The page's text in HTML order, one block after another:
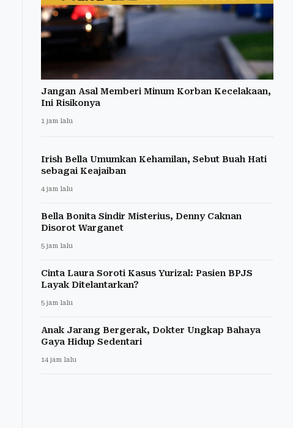
Jangan Asal Memberi Minum Korban Kecelakaan,
Ini Risikonya
1 jam lalu
Irish Bella Umumkan Kehamilan, Sebut Buah Hati
sebagai Keajaiban
4 jam lalu
Bella Bonita Sindir Misterius, Denny Caknan
Disorot Warganet
5 jam lalu
Cinta Laura Soroti Kasus Yurizal: Pasien BPJS
Layak Ditelantarkan?
5 jam lalu
Anak Jarang Bergerak, Dokter Ungkap Bahaya
Gaya Hidup Sedentari
14 jam lalu